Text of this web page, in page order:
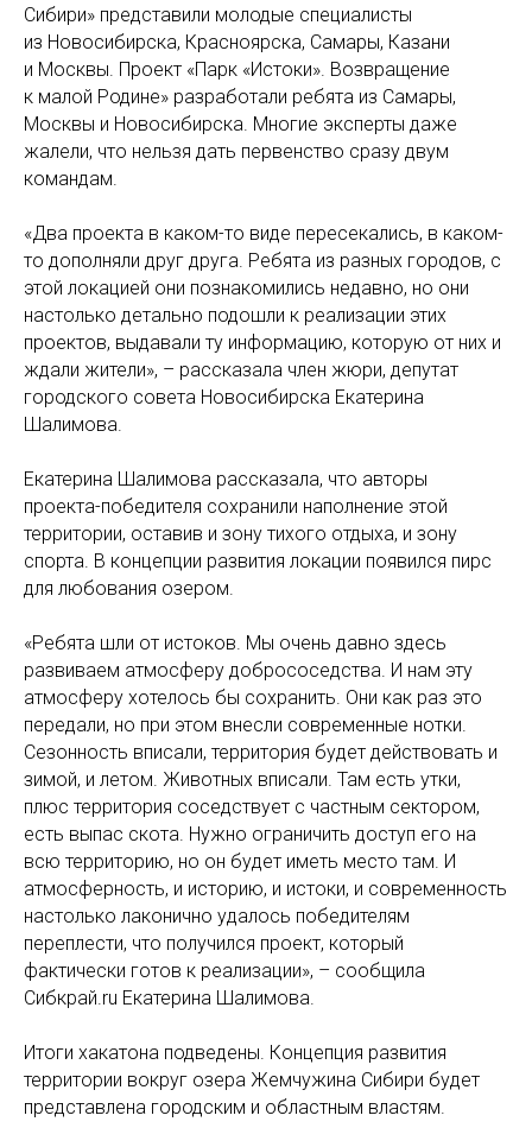
Сибири» представили молодые специалисты
из Новосибирска, Красноярска, Самары, Казани
и Москвы. Проект «Парк «Истоки». Возвращение
к малой Родине» разработали ребята из Самары,
Москвы и Новосибирска. Многие эксперты даже
жалели, что нельзя дать первенство сразу двум
командам.
«Два проекта в каком-то виде пересекались, в каком-
то дополняли друг друга. Ребята из разных городов, с
этой локацией они познакомились недавно, но они
настолько детально подошли к реализации этих
проектов, выдавали ту информацию, которую от них и
ждали жители», – рассказала член жюри, депутат
городского совета Новосибирска Екатерина
Шалимова.
Екатерина Шалимова рассказала, что авторы
проекта-победителя сохранили наполнение этой
территории, оставив и зону тихого отдыха, и зону
спорта. В концепции развития локации появился пирс
для любования озером.
«Ребята шли от истоков. Мы очень давно здесь
развиваем атмосферу добрососедства. И нам эту
атмосферу хотелось бы сохранить. Они как раз это
передали, но при этом внесли современные нотки.
Сезонность вписали, территория будет действовать и
зимой, и летом. Животных вписали. Там есть утки,
плюс территория соседствует с частным сектором,
есть выпас скота. Нужно ограничить доступ его на
всю территорию, но он будет иметь место там. И
атмосферность, и историю, и истоки, и современность
настолько лаконично удалось победителям
переплести, что получился проект, который
фактически готов к реализации», – сообщила
Сибкрай.ru Екатерина Шалимова.
Итоги хакатона подведены. Концепция развития
территории вокруг озера Жемчужина Сибири будет
представлена городским и областным властям.